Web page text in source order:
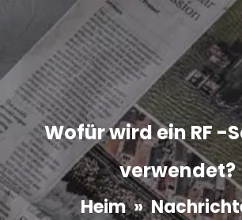
Wofür wird ein RF -
verwendet?
Heim »